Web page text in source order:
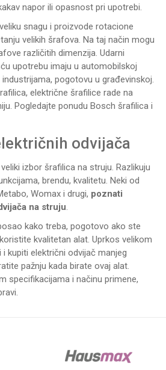
napor ili opasnost pri upotrebi.
snagu i proizvode rotacione
velikih šrafova. Na taj način mogu
različitih dimenzija. Udarni
upotrebu imaju u automobilskoj
pogotovu u građevinskoj.
, električne šrafilice rade na
Pogledajte ponudu Bosch šrafilica i
odvijača
izbor šrafilica na struju. Razlikuju
brendu, kvalitetu. Neki od
Womax i drugi, poznati
na struju.
kako treba, pogotovo ako ste
kvalitetan alat. Uprkos velikom
kupiti električni odvijač manjeg
pažnju kada birate ovaj alat.
specifikacijama i načinu primene,